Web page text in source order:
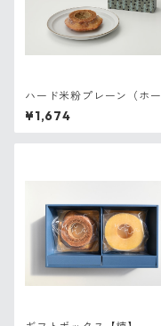
ハード米粉プレーン（ホー
ル）
¥1,674